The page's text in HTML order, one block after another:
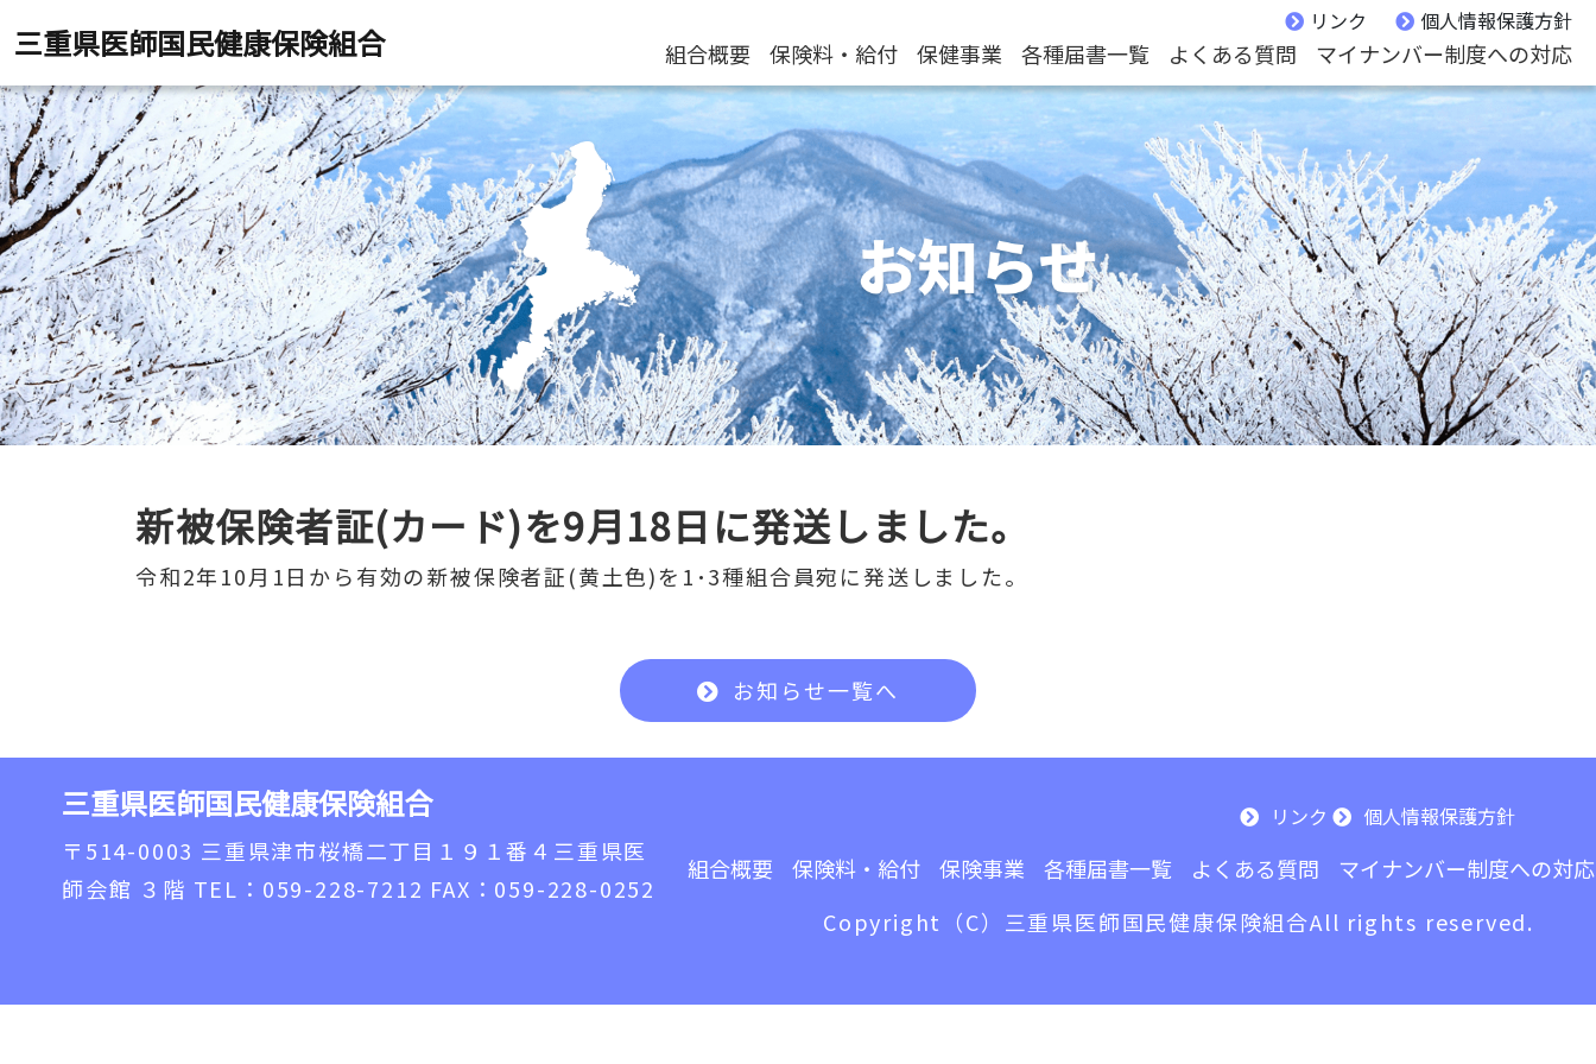
三重県医師国民健康保険組合
リンク 個人情報保護方針
組合概要 保険料・給付 保健事業 各種届書一覧 よくある質問 マイナンバー制度への対応
新被保険者証(カード)を9月18日に発送しました。
令和2年10月1日から有効の新被保険者証(黄土色)を1･3種組合員宛に発送しました。
お知らせ一覧へ
三重県医師国民健康保険組合
〒514-0003 三重県津市桜橋二丁目１９１番４ 三重県医
師会館 ３階 TEL：059-228-7212 FAX：059-228-0252
リンク 個人情報保護方針
組合概要 保険料・給付 保険事業 各種届書一覧 よくある質問
マイナンバー制度への対応
Copyright（C）三重県医師国民健康保険組合All rights reserved.